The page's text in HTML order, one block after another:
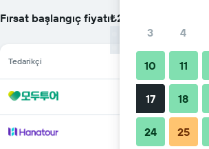
Fırsat başlangıç fiyatı₺229
Tedarikçi
3 4
10 11
17 18
24 25